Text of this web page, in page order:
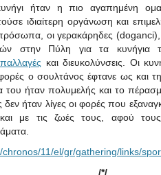
ήταν η πιο αγαπημένη
ιδιαίτερη οργάνωση και
οι γερακάρηδες (doganci),
στην Πύλη για τα κυνήγια
και διευκολύνσεις. Οι
ο σουλτάνος έφτανε ως και
του ήταν πολυμελής και το
ήταν λίγες οι φορές που
με τις ζωές τους, αφού
chronos/11/el/gr/gathering/links/
/*/